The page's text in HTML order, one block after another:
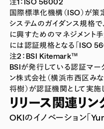
国際標準化機構（ISO）が策
システムのガイダンス規格で
に興すためのマネジメント
には認証規格となる「ISO
注2：BSI Kitemark™
BSIが発行している認証マー
ン株式会社（横浜市西区み
将樹）が認証機関として実施
リリース関連リン
OKIのイノベーション「